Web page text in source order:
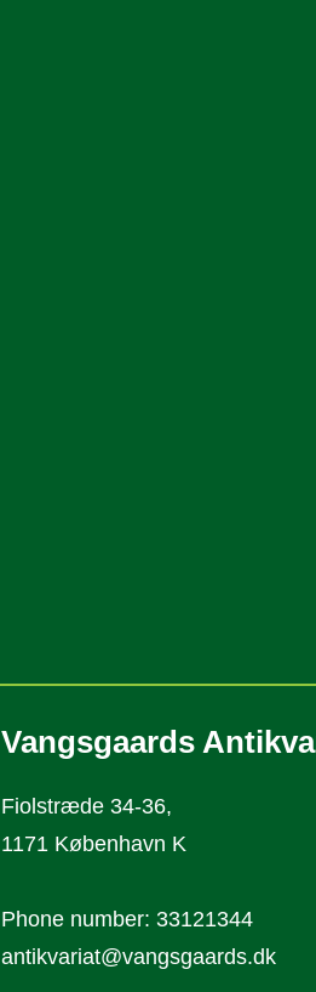
Vangsgaards
Fiolstræde 34-36,
1171 København K
Phone number: 33121344
antikvariat@vangsgaards.dk